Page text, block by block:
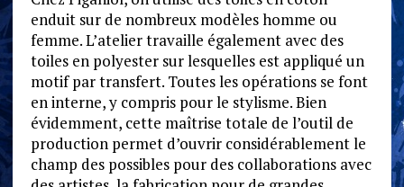
enduit sur de nombreux modèles homme ou
femme. L’atelier travaille également avec des
toiles en polyester sur lesquelles est appliqué un
motif par transfert. Toutes les opérations se font
en interne, y compris pour le stylisme. Bien
évidemment, cette maîtrise totale de l’outil de
production permet d’ouvrir considérablement le
champ des possibles pour des collaborations avec